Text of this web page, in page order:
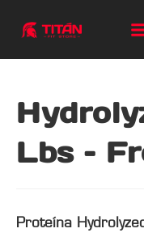
Lbs –
Proteína